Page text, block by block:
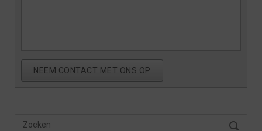
NEEM CONTACT MET ONS OP
Zoek
ZOEKEN